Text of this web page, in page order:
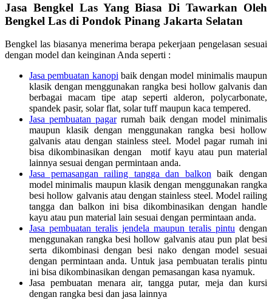
Jasa Bengkel Las Yang Biasa Di Tawarkan Oleh
Bengkel Las di Pondok Pinang Jakarta Selatan
Bengkel las biasanya menerima berapa pekerjaan pengelasan sesuai
dengan model dan keinginan Anda seperti :
Jasa pembuatan kanopi baik dengan model minimalis maupun
klasik dengan menggunakan rangka besi hollow galvanis dan
berbagai macam tipe atap seperti alderon, polycarbonate,
spandek pasir, solar flat, solar tuff maupun kaca tempered.
Jasa pembuatan pagarrumah baik dengan model minimalis
maupun klasik dengan menggunakan rangka besi hollow
galvanis atau dengan stainless steel. Model pagar rumah ini
bisa dikombinasikan dengan motif kayu atau pun material
lainnya sesuai dengan permintaan anda.
Jasa pemasangan railing tangga dan balkon baik dengan
model minimalis maupun klasik dengan menggunakan rangka
besi hollow galvanis atau dengan stainless steel. Model railing
tangga dan balkon ini bisa dikombinasikan dengan handle
kayu atau pun material lain sesuai dengan permintaan anda.
Jasa pembuatan teralis jendela maupun teralis pintu dengan
menggunakan rangka besi hollow galvanis atau pun plat besi
serta dikombinasi dengan besi nako dengan model sesuai
dengan permintaan anda. Untuk jasa pembuatan teralis pintu
ini bisa dikombinasikan dengan pemasangan kasa nyamuk.
Jasa pembuatan menara air, tangga putar, meja dan kursi
dengan rangka besi dan jasa lainnya